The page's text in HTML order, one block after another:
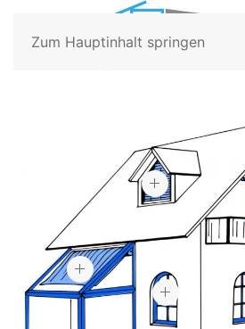
Zum Hauptinhalt springen